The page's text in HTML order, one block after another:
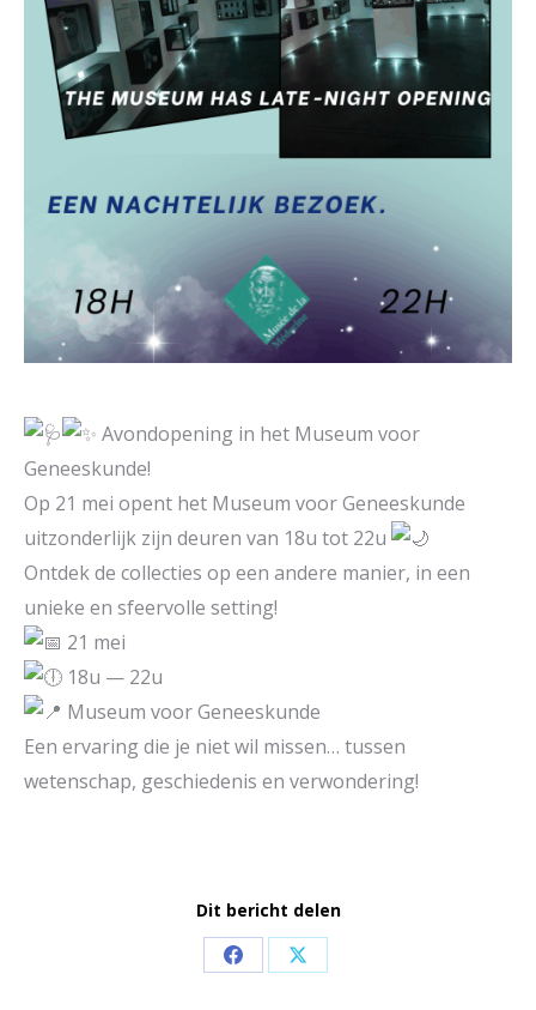
Avondopening in het Museum voor
Geneeskunde!
Op 21 mei opent het Museum voor Geneeskunde
uitzonderlijk zijn deuren van 18u tot 22u
Ontdek de collecties op een andere manier, in een
unieke en sfeervolle setting!
21 mei
18u — 22u
Museum voor Geneeskunde
Een ervaring die je niet wil missen… tussen
wetenschap, geschiedenis en verwondering!
Dit bericht delen
Share Share